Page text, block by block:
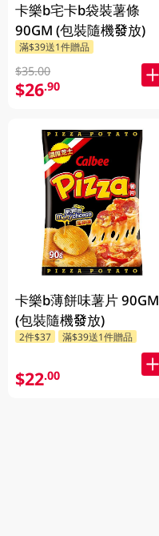
卡樂b宅卡b袋裝薯條
90GM (包裝隨機發放)
滿$39送1件贈品
$35.00
$26.90
卡樂b薄餅味薯片 90GM
(包裝隨機發放)
2件$37 滿$39送1件贈品
$22.00